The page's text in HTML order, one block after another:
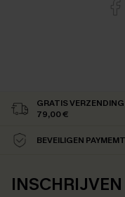
GRATIS
79,00 €
BEVEILIGEN PAYMEMT